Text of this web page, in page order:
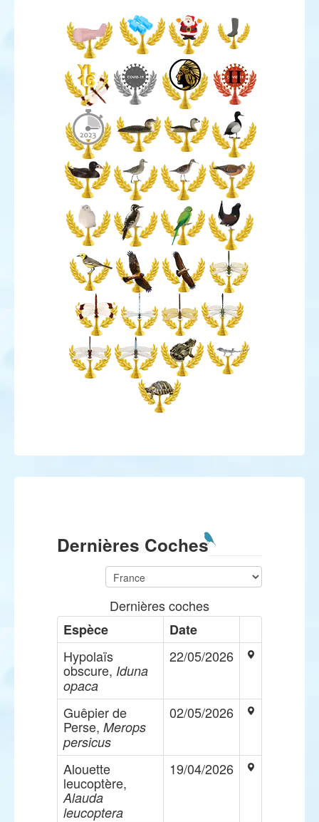
Dernières Coches
Dernières coches
Espèce
Date
Hypolaïs
obscure, Iduna
opaca
22/05/2026
Guêpier de
Perse, Merops
persicus
02/05/2026
Alouette
leucoptère,
Alauda
leucoptera
19/04/2026